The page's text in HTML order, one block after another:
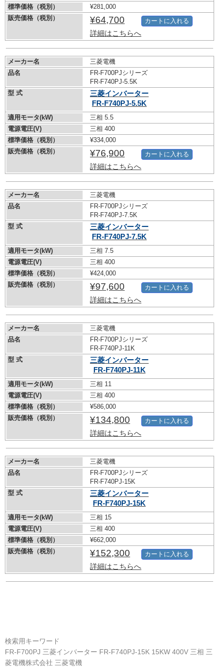
標準価格（税別）
¥281,000
販売価格（税別）
¥64,700
詳細はこちらへ
カートに入れる
メーカー名
三菱電機
品名
FR-F700PJシリーズ
FR-F740PJ-5.5K
型 式
三菱インバーター
FR-F740PJ-5.5K
適用モータ(kW)
三相 5.5
電源電圧(V)
三相 400
標準価格（税別）
¥334,000
販売価格（税別）
¥76,900
詳細はこちらへ
カートに入れる
メーカー名
三菱電機
品名
FR-F700PJシリーズ
FR-F740PJ-7.5K
型 式
三菱インバーター
FR-F740PJ-7.5K
適用モータ(kW)
三相 7.5
電源電圧(V)
三相 400
標準価格（税別）
¥424,000
販売価格（税別）
¥97,600
詳細はこちらへ
カートに入れる
メーカー名
三菱電機
品名
FR-F700PJシリーズ
FR-F740PJ-11K
型 式
三菱インバーター
FR-F740PJ-11K
適用モータ(kW)
三相 11
電源電圧(V)
三相 400
標準価格（税別）
¥586,000
販売価格（税別）
¥134,800
詳細はこちらへ
カートに入れる
メーカー名
三菱電機
品名
FR-F700PJシリーズ
FR-F740PJ-15K
型 式
三菱インバーター
FR-F740PJ-15K
適用モータ(kW)
三相 15
電源電圧(V)
三相 400
標準価格（税別）
¥662,000
販売価格（税別）
¥152,300
詳細はこちらへ
カートに入れる
検索用キーワード
FR-F700PJ 三菱インバーター FR-F740PJ-15K 15KW 400V 三相 三
菱電機株式会社 三菱電機